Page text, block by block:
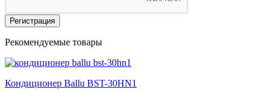
Регистрация
Рекомендуемые товары
Кондиционер Ballu BST-30HN1